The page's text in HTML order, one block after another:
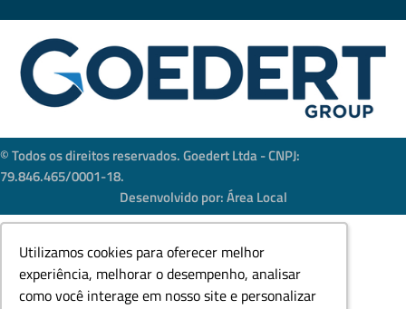
Utilizamos cookies para oferecer melhor
experiência, melhorar o desempenho, analisar
como você interage em nosso site e personalizar
Utilizamos cookies para oferecer melhor
experiência, melhorar o desempenho, analisar
como você interage em nosso site e personalizar
© Todos os direitos reservados. Goedert Ltda - CNPJ:
79.846.465/0001-18.
Desenvolvido por: Área Local